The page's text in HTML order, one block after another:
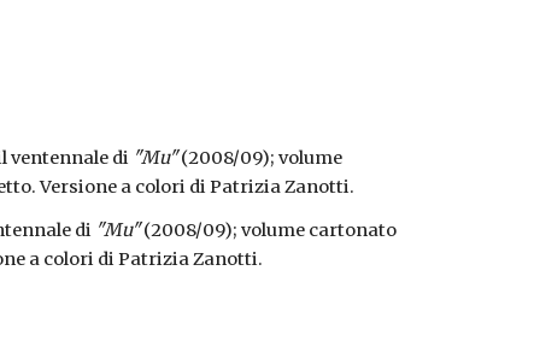
ventennale di "Mu" (2008/09); volume
Versione a colori di Patrizia Zanotti.
di "Mu" (2008/09); volume cartonato
a colori di Patrizia Zanotti.